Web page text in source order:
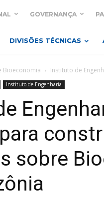
GOVERNANÇA
DIVISÕES TÉCNICAS
Bioeconomia Instituto de
Instituto de Engenharia
sobre